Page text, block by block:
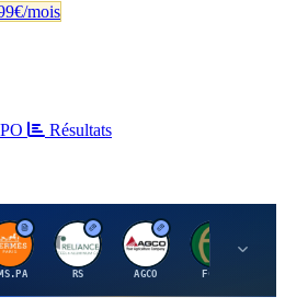
mois
Résultats
H R
RS
A
AGCO FCFS